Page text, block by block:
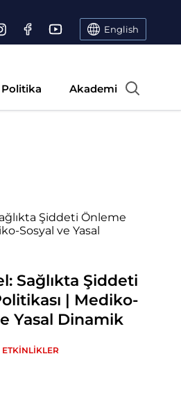
English
Politika Akademi
Sağlıkta Şiddeti
| Mediko-
Yasal Dinamik
ETKİNLİKLER